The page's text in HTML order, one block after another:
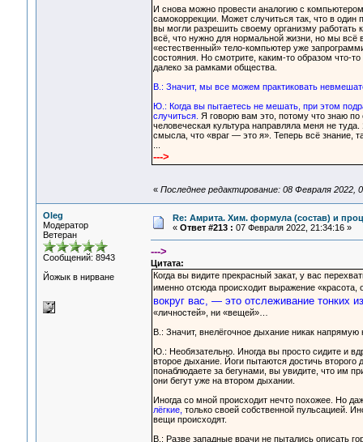
И снова можно провести аналогию с
самокоррекции. Может случиться так, что в
вы могли разрешить своему организму
всё, что нужно для нормальной жизни, но мы
«естественный» тело-компьютер уже
состояния. Но смотрите, каким-то образом что-
далеко за рамками общества.
В.: Значит, мы все можем практиковать
Ю.: Когда вы пытаетесь не мешать, при этом
случиться. Я говорю вам это, потому что знаю
человеческая культура направляла меня не
смысла, что «враг — это я». Теперь всё знание,
--->
« Последнее редактирование: 08 Февраля 2022,
Oleg
Модератор
Ветеран
Сообщений: 8943
Йожык в нирване
Re: Амрита. Хим. формула (состав) и
« Ответ #213 : 07 Февраля 2022, 21:34:16 »
--->
Цитата:
Когда вы видите прекрасный закат, у вас
именно отсюда происходит выражение «красота,
вокруг вас, — это отслеживание тонких
«личностей», ни «вещей»…
В.: Значит, внелёгочное дыхание никак
Ю.: Необязательно. Иногда вы просто сидите и
второе дыхание. Йоги пытаются достичь
понаблюдаете за бегунами, вы увидите, что им
они бегут уже на втором дыхании.
Иногда со мной происходит нечто похожее. Но
лёгкие, только своей собственной пульсацией.
вещи происходят.
В.: Разве западные врачи не пытались описать